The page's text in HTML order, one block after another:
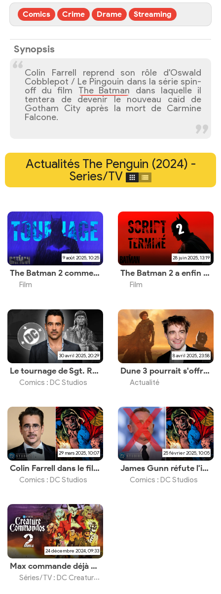
Comics Crime Drame Streaming
Synopsis
Colin Farrell reprend son rôle d'Oswald
Cobblepot / Le Pingouin dans la série spin-
off du film
The Batman
dans laquelle il
tentera de devenir le nouveau caïd de
Gotham City après la mort de Carmine
Falcone.
Actualités The Penguin (2024) -
Series/TV
9 août 2025, 10:25
The Batman 2 commencera son tournage au printemps 2026
Film
28 juin 2025, 13:19
The Batman 2 a enfin un script terminé
Film
30 avril 2025, 20:29
Le tournage de Sgt. Rock est repoussé
Comics : DC Studios
8 avril 2025, 23:58
Dune 3 pourrait s'offrir Robert Pattinson pour un rôle important
Actualité
29 mars 2025, 10:07
Colin Farrell dans le film Sgt. Rock ?
Comics : DC Studios
25 février 2025, 10:05
James Gunn réfute l'implication de Daniel Craig dans le film Sgt. Rock
Comics : DC Studios
24 décembre 2024, 09:33
Max commande déjà une saison 2
Séries/TV : DC Creature Commandos